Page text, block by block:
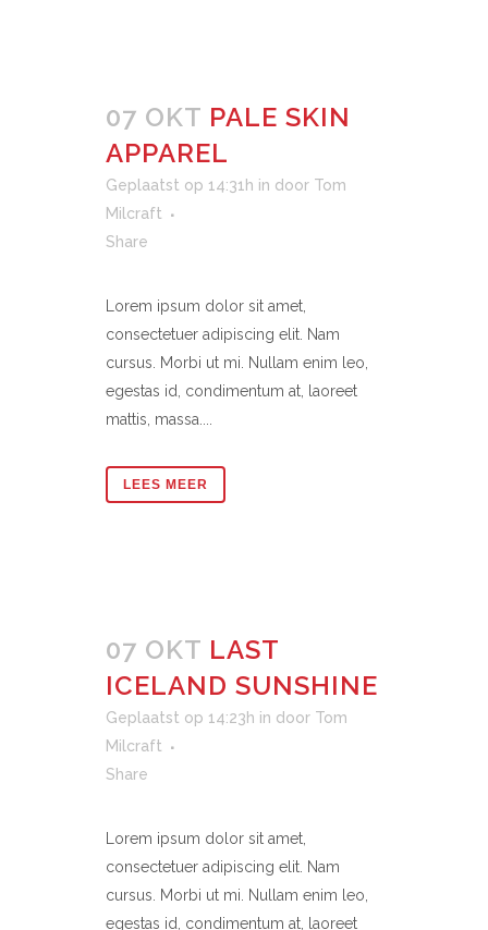
07 OKT PALE SKIN
APPAREL
Geplaatst op 14:31h in door Tom
Milcraft
Share
Lorem ipsum dolor sit amet,
consectetuer adipiscing elit. Nam
cursus. Morbi ut mi. Nullam enim leo,
egestas id, condimentum at, laoreet
mattis, massa....
LEES MEER
07 OKT LAST
ICELAND SUNSHINE
Geplaatst op 14:23h in door Tom
Milcraft
Share
Lorem ipsum dolor sit amet,
consectetuer adipiscing elit. Nam
cursus. Morbi ut mi. Nullam enim leo,
egestas id, condimentum at, laoreet